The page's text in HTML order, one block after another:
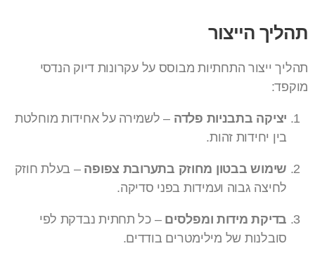
תהליך הייצור
תהליך ייצור התחתיות מבוסס על עקרונות דיוק הנדסי
מוקפד:
יציקה בתבניות פלדה – לשמירה על אחידות מוחלטת
בין יחידות זהות.
שימוש בבטון מחוזק בתערובת צפופה – בעלת חוזק
לחיצה גבוה ועמידות בפני סדיקה.
בדיקת מידות ומפלסים – כל תחתית נבדקת לפי
סובלנות של מילימטרים בודדים.